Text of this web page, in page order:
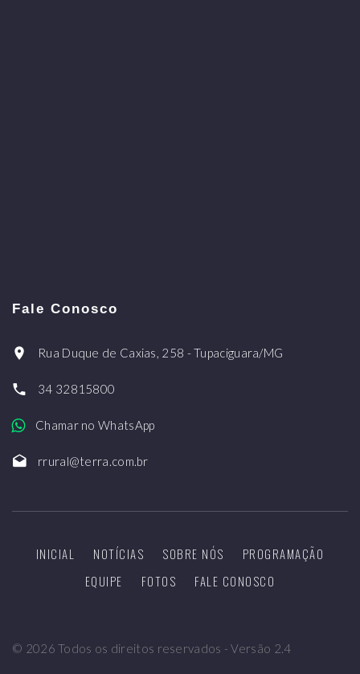
Fale Conosco
Rua Duque de Caxias, 258 - Tupaciguara/MG
34 32815800
Chamar no WhatsApp
rrural@terra.com.br
INICIAL NOTÍCIAS SOBRE NÓS
PROGRAMAÇÃO
EQUIPE
FOTOS FALE CONOSCO
© 2026 Todos os direitos reservados - Versão 2.4